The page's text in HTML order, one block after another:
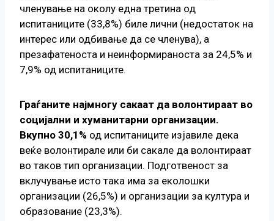
членување на околу една третина од
испитаниците (33,8%) биле лични (недостаток на
интерес или одбивање да се членува), а
презафатеноста и неинформираноста за 24,5% и
7,9% од испитаниците.
Граѓаните најмногу сакаат да волонтираат во
социјални и хуманитарни организации.
Вкупно 30,1% од испитаниците изјавиле дека
веќе волонтирале или би сакале да волонтираат
во таков тип организации. Подготвеност за
вклучување исто така има за еколошки
организации (26,5%) и организации за култура и
образование (23,3%).